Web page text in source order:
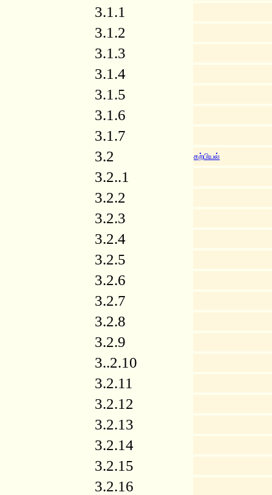
3.1.1
3.1.2
3.1.3
3.1.4
3.1.5
3.1.6
3.1.7
3.2
கற்பியல்
3.2..1
3.2.2
3.2.3
3.2.4
3.2.5
3.2.6
3.2.7
3.2.8
3.2.9
3..2.10
3.2.11
3.2.12
3.2.13
3.2.14
3.2.15
3.2.16